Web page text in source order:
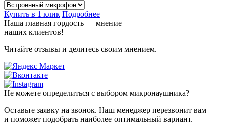
Купить в 1 клик Подробнее
Наша главная гордость — мнение
наших клиентов!
Читайте отзывы и делитесь своим мнением.
Не можете определиться с выбором микронаушника?
Оставьте заявку на звонок. Наш менеджер перезвонит вам
и поможет подобрать наиболее оптимальный вариант.